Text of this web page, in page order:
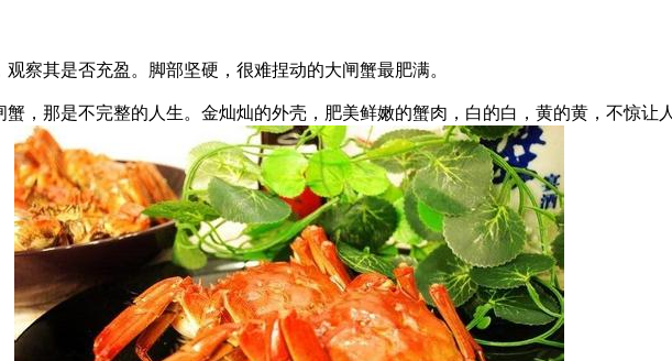
察其是否充盈。脚部坚硬，很难捏动的大闸蟹最肥满。
，那是不完整的人生。金灿灿的外壳，肥美鲜嫩的蟹肉，白的白，黄的黄，不惊让